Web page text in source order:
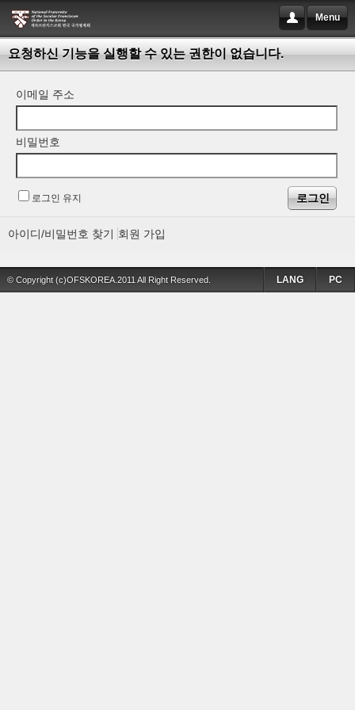
Menu
요청하신 기능을 실행할 수 있는 권한이 없습니다.
이메일 주소
비밀번호
로그인 유지
아이디/비밀번호 찾기 회원 가입
© Copyright (c)OFSKOREA.2011 All Right Reserved. PC
LANG